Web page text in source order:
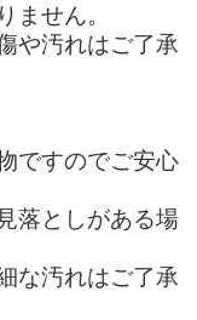
ません。
や汚れはご了承
ですのでご安心
落としがある場
な汚れはご了承